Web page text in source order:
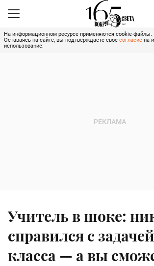
На информационном ресурсе применяются cookie-файлы.
Оставаясь на сайте, вы подтверждаете свое согласие на
использование.
Учитель в шоке:
справился с
класса — а вы